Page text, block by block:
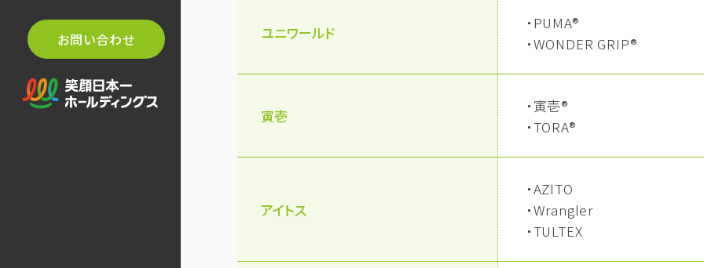
お問い合わせ ユニワールド
・PUMA®
・WONDER GRIP®
寅壱
・寅壱®
・TORA®
アイトス
・AZITO
・Wrangler
・TULTEX